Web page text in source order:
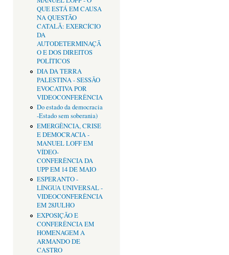
QUE ESTÁ EM CAUSA
NA QUESTÃO
CATALÃ: EXERCÍCIO
DA
AUTODETERMINAÇÃ
O E DOS DIREITOS
POLÍTICOS
DIA DA TERRA
PALESTINA - SESSÃO
EVOCATIVA POR
VIDEOCONFERÊNCIA
Do estado da democracia
-Estado sem soberania)
EMERGÊNCIA, CRISE
E DEMOCRACIA -
MANUEL LOFF EM
VÍDEO-
CONFERÊNCIA DA
UPP EM 14 DE MAIO
ESPERANTO -
LÍNGUA UNIVERSAL -
VIDEOCONFERÊNCIA
EM 28JULHO
EXPOSIÇÃO E
CONFERÊNCIA EM
HOMENAGEM A
ARMANDO DE
CASTRO